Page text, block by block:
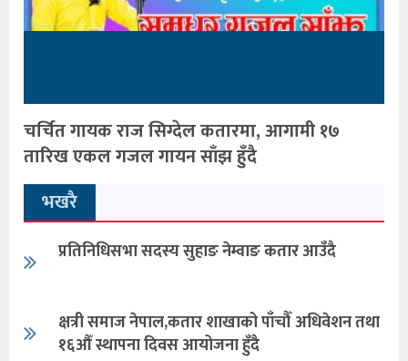
चर्चित गायक राज सिग्देल कतारमा, आगामी १७
तारिख एकल गजल गायन साँझ हुँदै
भखरै
प्रतिनिधिसभा सदस्य सुहाङ नेम्वाङ कतार आउँदै
क्षत्री समाज नेपाल,कतार शाखाको पाँचौँ अधिवेशन तथा
१६औँ स्थापना दिवस आयोजना हुँदै